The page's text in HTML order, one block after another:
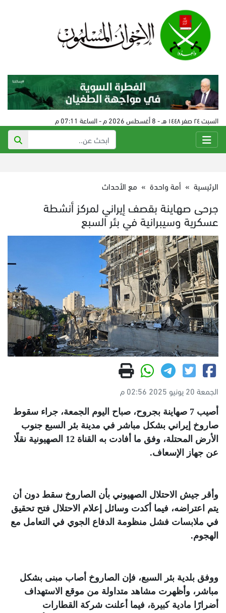
السبت ٢٤ صفر ١٤٤٨ هـ - 8 أغسطس 2026 م - الساعة 07:11 م
الرئيسية » أمة واحدة » مع الأحداث
جرحى صهاينة بقصف إيراني لمركز أنشطة
عسكرية وسيبرانية في بئر السبع
الجمعة 20 يونيو 2025 02:56 م
أُصيب 7 صهاينة بجروح، صباح اليوم الجمعة، جراء سقوط
صاروخ إيراني بشكل مباشر في مدينة بئر السبع جنوب
الأرض المحتلة، وفق ما أفادت به القناة 12 الصهيونية نقلًا
عن جهاز الإسعاف.
وأقر جيش الاحتلال الصهيوني بأن الصاروخ سقط دون أن
يتم اعتراضه، فيما أكدت وسائل إعلام الاحتلال فتح تحقيق
في ملابسات فشل منظومة الدفاع الجوي في التعامل مع
الهجوم.
ووفق بلدية بئر السبع، فإن الصاروخ أصاب مبنى بشكل
مباشر، وأظهرت مشاهد متداولة من موقع الاستهداف
أضرارًا مادية كبيرة، فيما أعلنت شركة القطارات